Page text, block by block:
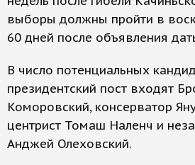
выборы должны пройти в
60 дней после объявления
В число потенциальных
президентский пост входят
Коморовский, консерватор
центрист Томаш Наленч и
Анджей Олеховский.